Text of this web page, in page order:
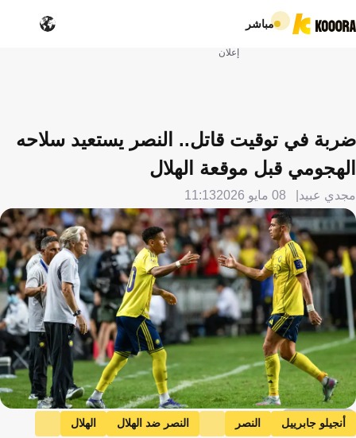
مباشر
إعلان
ضربة في توقيت قاتل.. النصر يستعيد سلاحه
الهجومي قبل موقعة الهلال
مجدي عبيد 08 مايو 2026 11:13
Getty Images
أنجيلو جابرييل النصر النصر ضد الهلال
الهلال